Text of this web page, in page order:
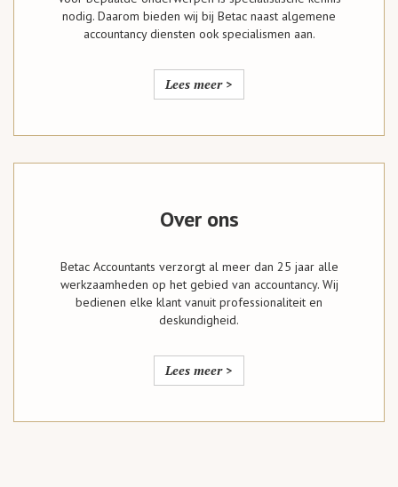
nodig. Daarom bieden wij bij Betac naast algemene
accountancy diensten ook specialismen aan.
Lees meer >
Over ons
Betac Accountants verzorgt al meer dan 25 jaar alle
werkzaamheden op het gebied van accountancy. Wij
bedienen elke klant vanuit professionaliteit en
deskundigheid.
Lees meer >